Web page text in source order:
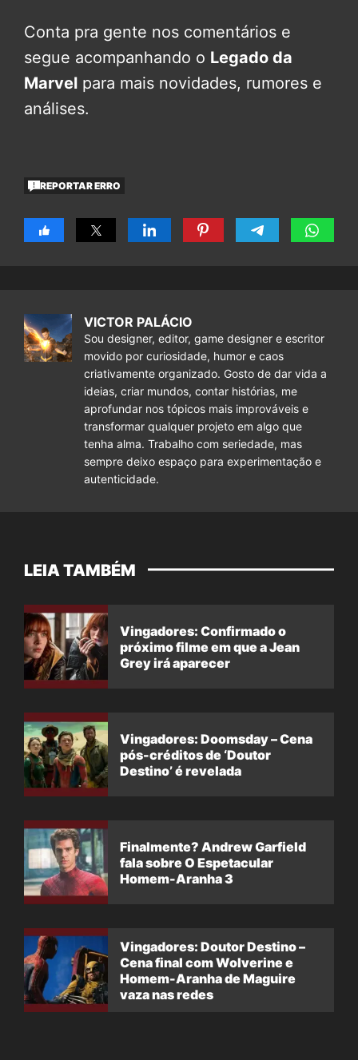
Conta pra gente nos comentários e
segue acompanhando o Legado da
Marvel para mais novidades, rumores e
análises.
REPORTAR ERRO
VICTOR PALÁCIO
Sou designer, editor, game designer e escritor
movido por curiosidade, humor e caos
criativamente organizado. Gosto de dar vida a
ideias, criar mundos, contar histórias, me
aprofundar nos tópicos mais improváveis e
transformar qualquer projeto em algo que
tenha alma. Trabalho com seriedade, mas
sempre deixo espaço para experimentação e
autenticidade.
LEIA TAMBÉM
Vingadores: Confirmado o
próximo filme em que a Jean
Grey irá aparecer
Vingadores: Doomsday – Cena
pós-créditos de ‘Doutor
Destino’ é revelada
Finalmente? Andrew Garfield
fala sobre O Espetacular
Homem-Aranha 3
Vingadores: Doutor Destino –
Cena final com Wolverine e
Homem-Aranha de Maguire
vaza nas redes